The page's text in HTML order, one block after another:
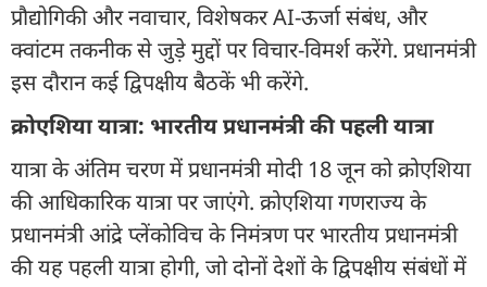
प्रौद्योगिकी और नवाचार, विशेषकर AI-ऊर्जा संबंध, और
क्वांटम तकनीक से जुड़े मुद्दों पर विचार-विमर्श करेंगे. प्रधानमंत्री
इस दौरान कई द्विपक्षीय बैठकें भी करेंगे.
क्रोएशिया यात्रा: भारतीय प्रधानमंत्री की पहली यात्रा
यात्रा के अंतिम चरण में प्रधानमंत्री मोदी 18 जून को क्रोएशिया
की आधिकारिक यात्रा पर जाएंगे. क्रोएशिया गणराज्य के
प्रधानमंत्री आंद्रे प्लेंकोविच के निमंत्रण पर भारतीय प्रधानमंत्री
की यह पहली यात्रा होगी, जो दोनों देशों के द्विपक्षीय संबंधों में